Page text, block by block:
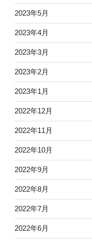
2023年5月
2023年4月
2023年3月
2023年2月
2023年1月
2022年12月
2022年11月
2022年10月
2022年9月
2022年8月
2022年7月
2022年6月